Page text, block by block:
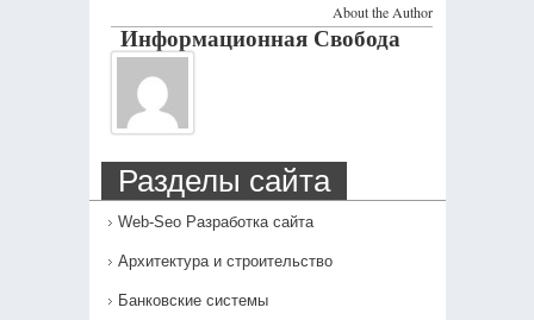
About the Author
Информационная Свобода
Разделы сайта
Web-Seo Разработка сайта
Архитектура и строительство
Банковские системы